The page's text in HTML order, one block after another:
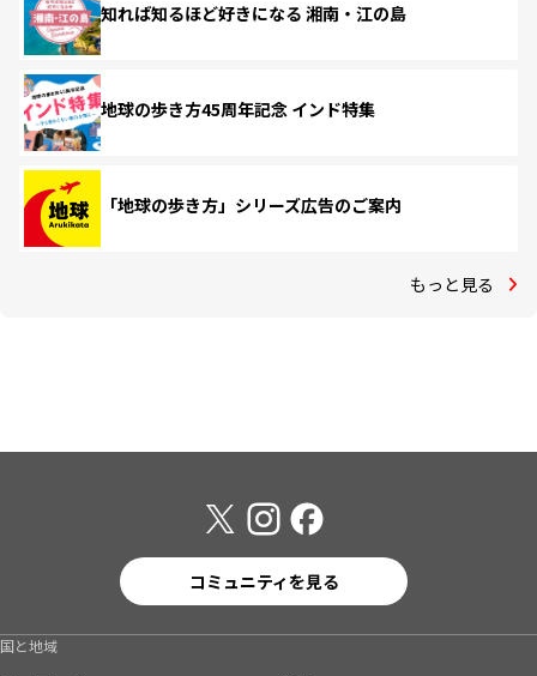
知れば知るほど好きになる 湘南・江の島
地球の歩き方45周年記念 インド特集
「地球の歩き方」シリーズ広告のご案内
もっと見る
コミュニティを見る
国と地域